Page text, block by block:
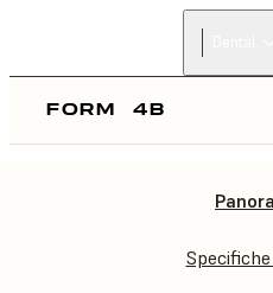
FORM 4B
FORM